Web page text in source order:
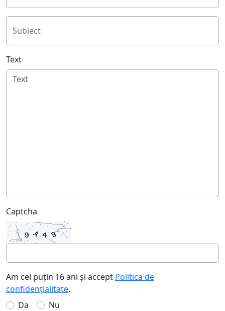
Subiect
Text
Captcha
Am cel puțin 16 ani și accept Politica de
confidențialitate.
Da
Nu